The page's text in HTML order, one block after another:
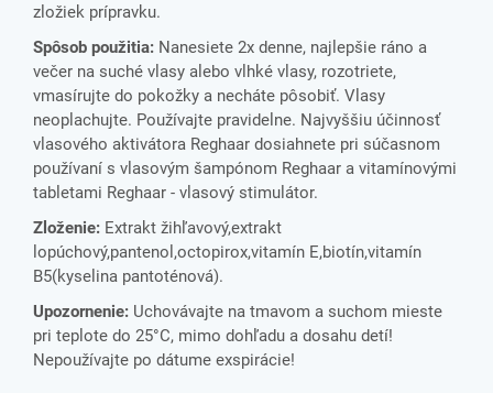
zložiek prípravku.
Spôsob použitia: Nanesiete 2x denne, najlepšie ráno a
večer na suché vlasy alebo vlhké vlasy, rozotriete,
vmasírujte do pokožky a necháte pôsobiť. Vlasy
neoplachujte. Používajte pravidelne. Najvyššiu účinnosť
vlasového aktivátora Reghaar dosiahnete pri súčasnom
používaní s vlasovým šampónom Reghaar a vitamínovými
tabletami Reghaar - vlasový stimulátor.
Zloženie: Extrakt žihľavový,extrakt
lopúchový,pantenol,octopirox,vitamín E,biotín,vitamín
B5(kyselina pantoténová).
Upozornenie: Uchovávajte na tmavom a suchom mieste
pri teplote do 25°C, mimo dohľadu a dosahu detí!
Nepoužívajte po dátume exspirácie!